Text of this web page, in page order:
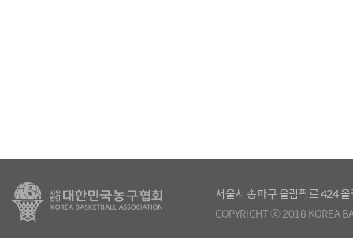
서울시 송파구 올림픽로 424
COPYRIGHT ⓒ 2018 KOREA